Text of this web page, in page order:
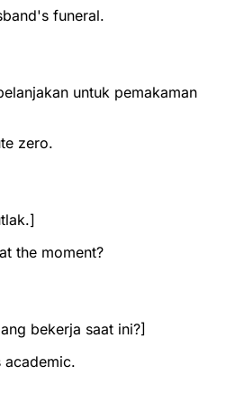
funeral.
untuk pemakaman
zero.
the moment?
bekerja saat ini?]
academic.